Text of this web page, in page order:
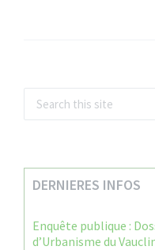
DERNIERES INFOS
Enquête publique :
d’Urbanisme du